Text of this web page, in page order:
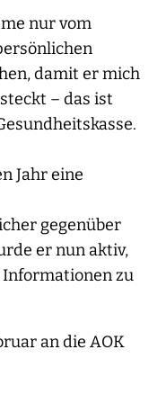
nur vom
damit er mich
– das ist
Jahr eine
gegenüber
er nun aktiv,
zu
an die AOK